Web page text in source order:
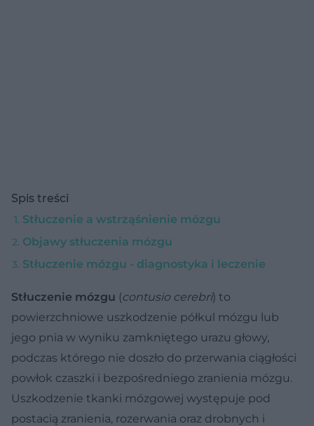
Spis treści
Stłuczenie a wstrząśnienie mózgu
Objawy stłuczenia mózgu
Stłuczenie mózgu - diagnostyka i leczenie
Stłuczenie mózgu (contusio cerebri) to
powierzchniowe uszkodzenie półkul mózgu lub
jego pnia w wyniku zamkniętego urazu głowy,
podczas którego nie doszło do przerwania ciągłości
powłok czaszki i bezpośredniego zranienia mózgu.
Uszkodzenie tkanki mózgowej występuje pod
postacią zranienia, rozerwania oraz drobnych i